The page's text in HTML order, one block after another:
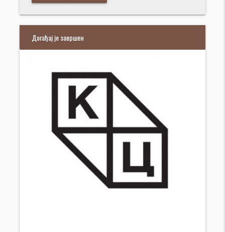
Догађај је завршен